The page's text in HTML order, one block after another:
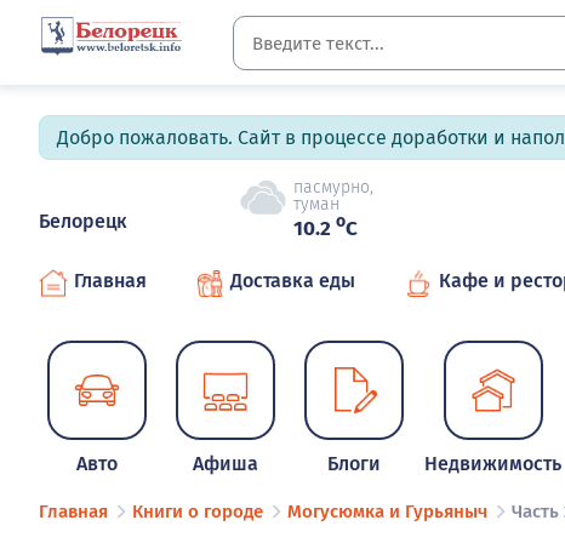
Добро пожаловать. Сайт в процессе доработки и
Белорецк
пасмурно,
туман
10.2 oC
Главная Доставка еды Кафе и
Авто Афиша Блоги Недвижимость
Главная Книги о городе Могусюмка и Гурьяныч Часть